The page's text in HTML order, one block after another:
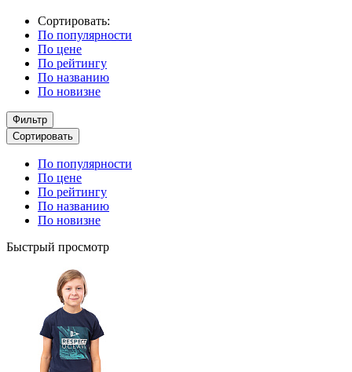
Сортировать:
По популярности
По цене
По рейтингу
По названию
По новизне
Фильтр
Сортировать
По популярности
По цене
По рейтингу
По названию
По новизне
Быстрый просмотр